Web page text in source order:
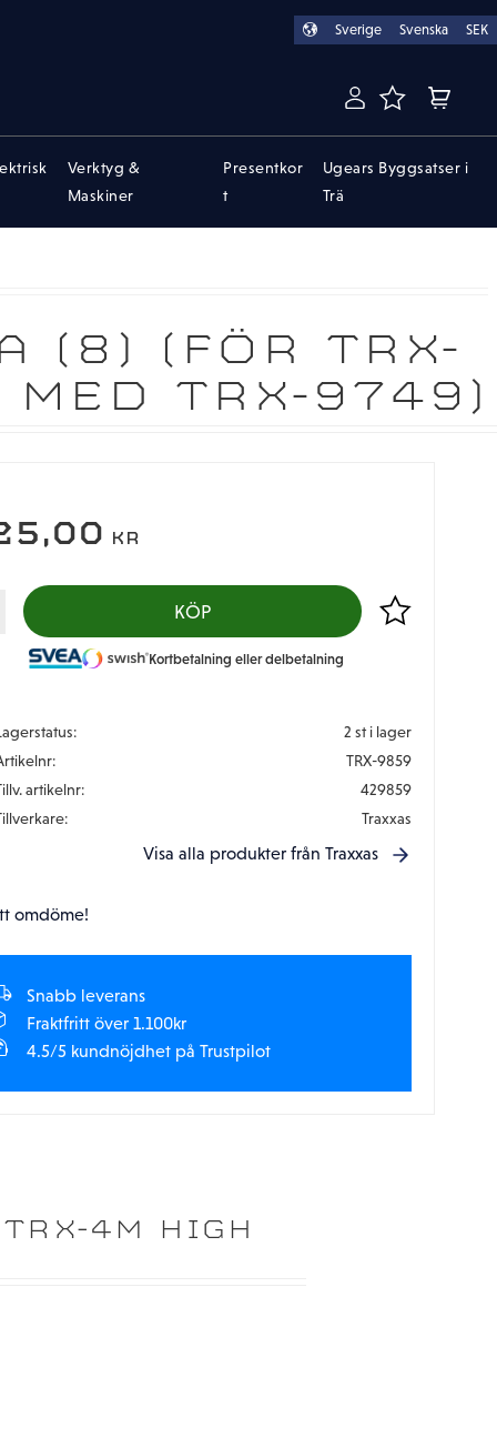
Sverige Svenska SEK
FAVORITER
Verktyg &
Maskiner
Presentkor
t
Ugears Byggsatser i
Trä
(8) (FÖR TRX-
TRX-9749)
KR
KÖP Lägg till i
Kortbetalning eller delbetalning
2 st i lager
TRX-9859
artikelnr
429859
Traxxas
Visa alla produkter från Traxxas
omdöme!
Snabb leverans
Fraktfritt över 1.100kr
4.5/5 kundnöjdhet på Trustpilot
4M HIGH